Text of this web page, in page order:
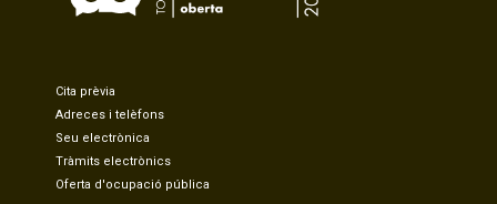
Cita prèvia
Adreces i telèfons
Seu electrònica
Tràmits electrònics
Oferta d'ocupació pública